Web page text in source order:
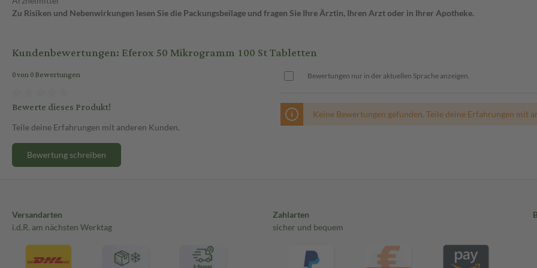
Zu Risiken und Nebenwirkungen lesen Sie die Packungsbeilage und fragen Sie Ihre Ärztin, Ihren Arzt oder in Ihrer Apotheke.
Kundenbewertungen: Eferox 50 Mikrogramm 100 St Tabletten
0 von 0 Bewertungen
Bewerte dieses Produkt!
Teile deine Erfahrungen mit anderen Kunden.
Bewertung schreiben
Bewertungen nur in der aktuellen Sprache anzeigen.
Keine Bewertungen gefunden. Teile deine Erfahrungen mit
Versandarten
i.d.R. am nächsten Werktag
Zahlarten
sicher und bequem